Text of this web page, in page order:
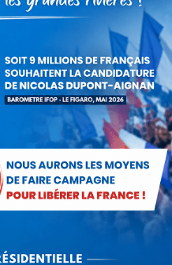
l’État